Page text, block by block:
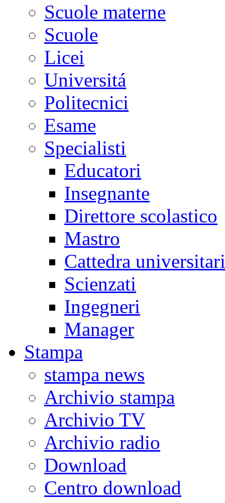
Scuole materne
Scuole
Licei
Universitá
Politecnici
Esame
Specialisti
Educatori
Insegnante
Direttore scolastico
Mastro
Cattedra
Scienzati
Ingegneri
Manager
Stampa
stampa news
Archivio stampa
Archivio TV
Archivio radio
Download
Centro download